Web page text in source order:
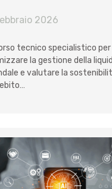
2026
tecnico specialistico per
la gestione della
e valutare la